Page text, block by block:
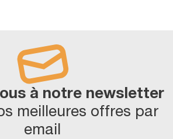
à notre newsletter
meilleures offres par
email